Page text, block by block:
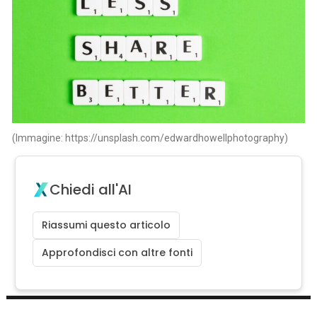
(Immagine: https://unsplash.com/edwardhowellphotography)
Chiedi all'AI
Riassumi questo articolo
Approfondisci con altre fonti